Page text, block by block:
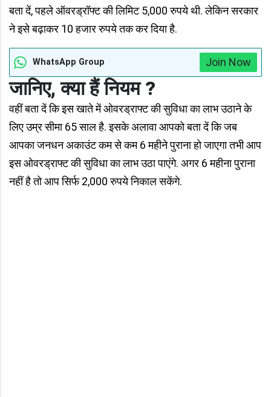
बता दें, पहले ऑवरड्रॉफ्ट की लिमिट 5,000 रुपये थी. लेकिन सरकार
ने इसे बढ़ाकर 10 हजार रुपये तक कर दिया है.
WhatsApp Group Join Now
जानिए, क्या हैं नियम ?
वहीं बता दें कि इस खाते में ओवरड्राफ्ट की सुविधा का लाभ उठाने के
लिए उम्र सीमा 65 साल है. इसके अलावा आपको बता दें कि जब
आपका जनधन अकाउंट कम से कम 6 महीने पुराना हो जाएगा तभी आप
इस ओवरड्राफ्ट की सुविधा का लाभ उठा पाएंगे. अगर 6 महीना पुराना
नहीं है तो आप सिर्फ 2,000 रुपये निकाल सकेंगे.